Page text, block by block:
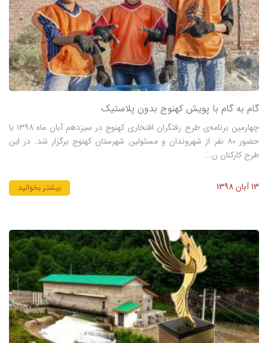
گام به گام با پویش کهنوج بدون پلاستیک
چهارمين برنامه‌ی طرح رفتگران افتخاری کهنوج در سیزدهم آبان ماه ۱۳۹۸ با
حضور ۸۰ نفر از شهروندان و مسئولين شهرستان کهنوج برگزار شد. در اين
طرح کارکنان ن...
13 آبان 1398 بیشتر بخوانید